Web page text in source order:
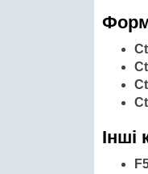
Інші